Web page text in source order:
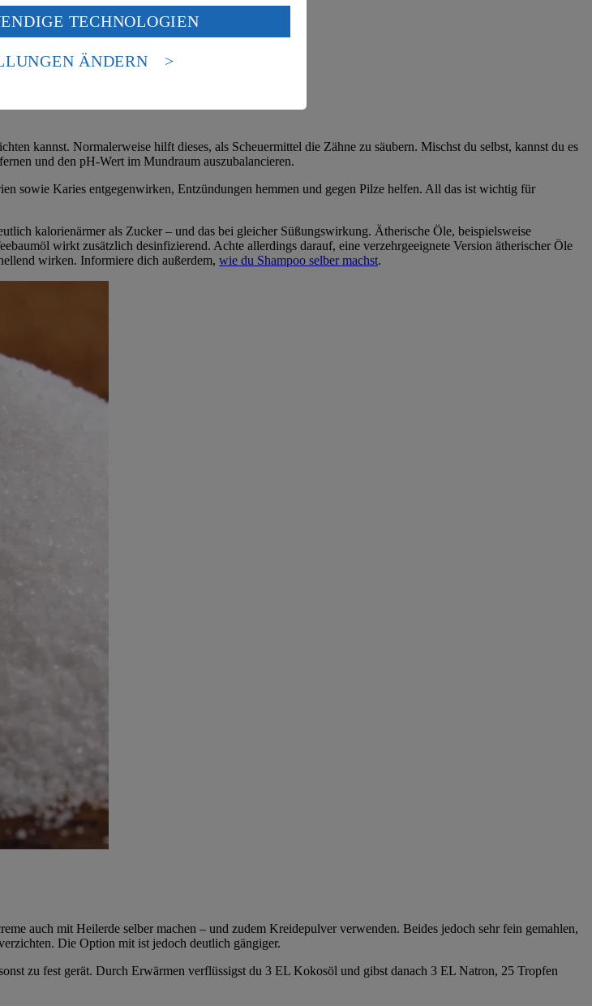
kannst. Normalerweise hilft dieses, als Scheuermittel die Zähne zu säubern. Mischst du selbst, kannst du es
und den pH-Wert im Mundraum auszubalancieren.
sowie Karies entgegenwirken, Entzündungen hemmen und gegen Pilze helfen. All das ist wichtig für
kalorienärmer als Zucker – und das bei gleicher Süßungswirkung. Ätherische Öle, beispielsweise
wirkt zusätzlich desinfizierend. Achte allerdings darauf, eine verzehrgeeignete Version ätherischer Öle
wirken. Informiere dich außerdem, wie du Shampoo selber machst.
auch mit Heilerde selber machen – und zudem Kreidepulver verwenden. Beides jedoch sehr fein gemahlen,
Die Option mit ist jedoch deutlich gängiger.
zu fest gerät. Durch Erwärmen verflüssigst du 3 EL Kokosöl und gibst danach 3 EL Natron, 25 Tropfen
du im Sinne des Art. 49 Abs. 1 Satz 1 lit. a) DSGVO
werden. Der EuGH sieht die USA als Land mit
angemessenen Datenschutzniveau an. Es besteht das
Behörden.
TECHNOLOGIEN
ÄNDERN